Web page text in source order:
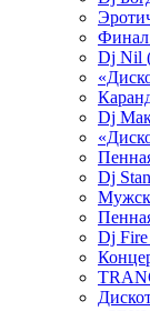
Финал
Dj Nil
Dj
Dj
Dj